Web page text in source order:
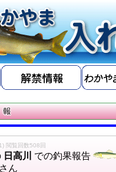
閲覧回数508回
日高川
での釣果報告
さん